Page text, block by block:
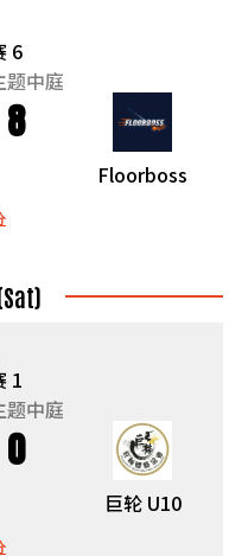
6
题中庭
8
Floorboss
1
题中庭
0
巨轮 U10